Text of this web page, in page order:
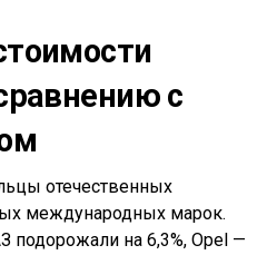
с
отечественных
международных марок.
подорожали на 6,3%, Opel —